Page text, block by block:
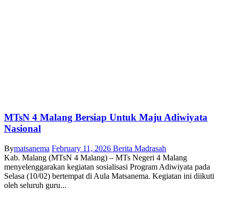
MTsN 4 Malang Bersiap Untuk Maju Adiwiyata
Nasional
Bymatsanema February 11, 2026 Berita Madrasah
Kab. Malang (MTsN 4 Malang) – MTs Negeri 4 Malang
menyelenggarakan kegiatan sosialisasi Program Adiwiyata pada
Selasa (10/02) bertempat di Aula Matsanema. Kegiatan ini diikuti
oleh seluruh guru...